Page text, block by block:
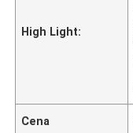
High Light:
Cena